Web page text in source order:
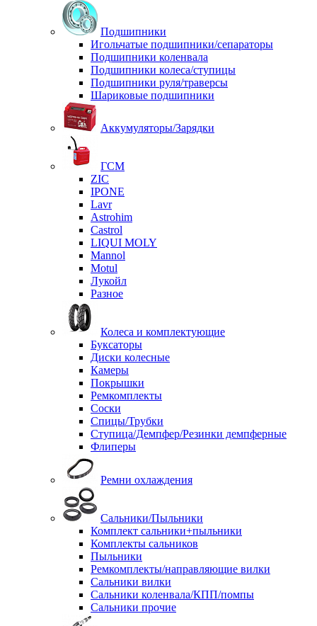
Подшипники
Игольчатые подшипники/сепараторы
Подшипники коленвала
Подшипники колеса/ступицы
Подшипники руля/траверсы
Шариковые подшипники
Аккумуляторы/Зарядки
ГСМ
ZIC
IPONE
Lavr
Astrohim
Castrol
LIQUI MOLY
Mannol
Motul
Лукойл
Разное
Колеса и комплектующие
Буксаторы
Диски колесные
Камеры
Покрышки
Ремкомплекты
Соски
Спицы/Трубки
Ступица/Демпфер/Резинки демпферные
Флиперы
Ремни охлаждения
Сальники/Пыльники
Комплект сальники+пыльники
Комплекты сальников
Пыльники
Ремкомплекты/направляющие вилки
Сальники вилки
Сальники коленвала/КПП/помпы
Сальники прочие